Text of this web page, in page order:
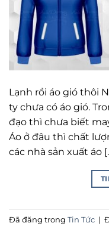
Lạnh rồi áo gió thôi
ty chưa có áo gió.
đạo thì chưa biết
Áo ở đâu thì chất
các nhà sản xuất áo
Đã đăng trong Tin Tức |